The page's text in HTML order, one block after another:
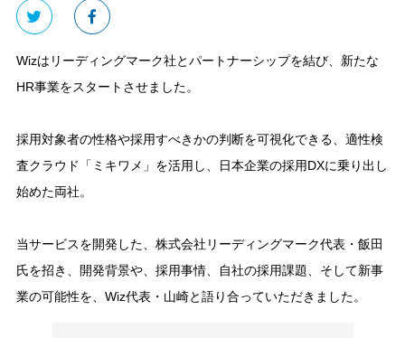
Wizはリーディングマーク社とパートナーシップを結び、新たな
HR事業をスタートさせました。
採用対象者の性格や採用すべきかの判断を可視化できる、適性検
査クラウド「ミキワメ」を活用し、日本企業の採用DXに乗り出し
始めた両社。
当サービスを開発した、株式会社リーディングマーク代表・飯田
氏を招き、開発背景や、採用事情、自社の採用課題、そして新事
業の可能性を、Wiz代表・山崎と語り合っていただきました。